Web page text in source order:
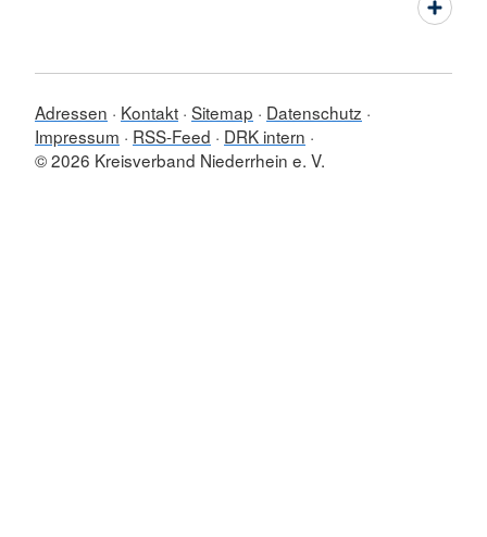
Adressen Kontakt Sitemap
Datenschutz
Impressum
RSS-Feed
DRK intern
© 2026 Kreisverband Niederrhein e. V.